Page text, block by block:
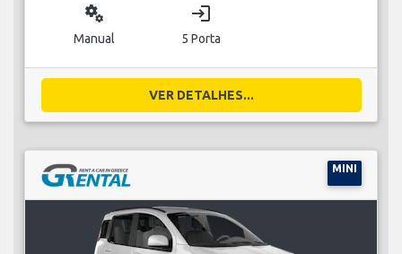
miscellaneous_services
Manual
login
5 Porta
VER DETALHES...
MINI